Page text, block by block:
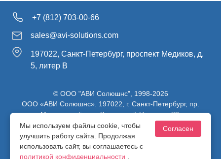
+7 (812) 703-00-66
sales@avi-solutions.com
197022, Санкт-Петербург, проспект Медиков, д.
5, литер В
© ООО "АВИ Солюшнс", 1998-2026
ООО «АВИ Солюшнс». 197022, г. Санкт-Петербург, пр.
Медиков, д.5, лит. В, ч. пом. 7-Н, ч. ком. 82.
ИНН 7813470830 / КПП 781301001 / ОГРН 1107847137980
Политика конфиденциальности
Мы используем файлы cookie, чтобы
улучшить работу сайта. Продолжая
использовать сайт, вы соглашаетесь с
политикой конфиденциальности
Согласен